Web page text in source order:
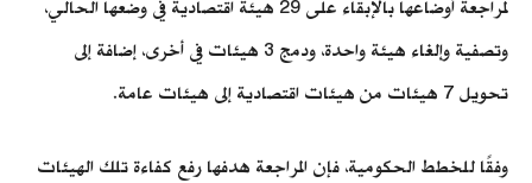
لمراجعة أوضاعها بالإبقاء على 29 هيئة اقتصادية في وضعها الحالي،
وتصفية وإلغاء هيئة واحدة، ودمج 3 هيئات في أخرى، إضافة إلى
تحويل 7 هيئات من هيئات اقتصادية إلى هيئات عامة.
وفقًا للخطط الحكومية، فإن المراجعة هدفها رفع كفاءة تلك الهيئات